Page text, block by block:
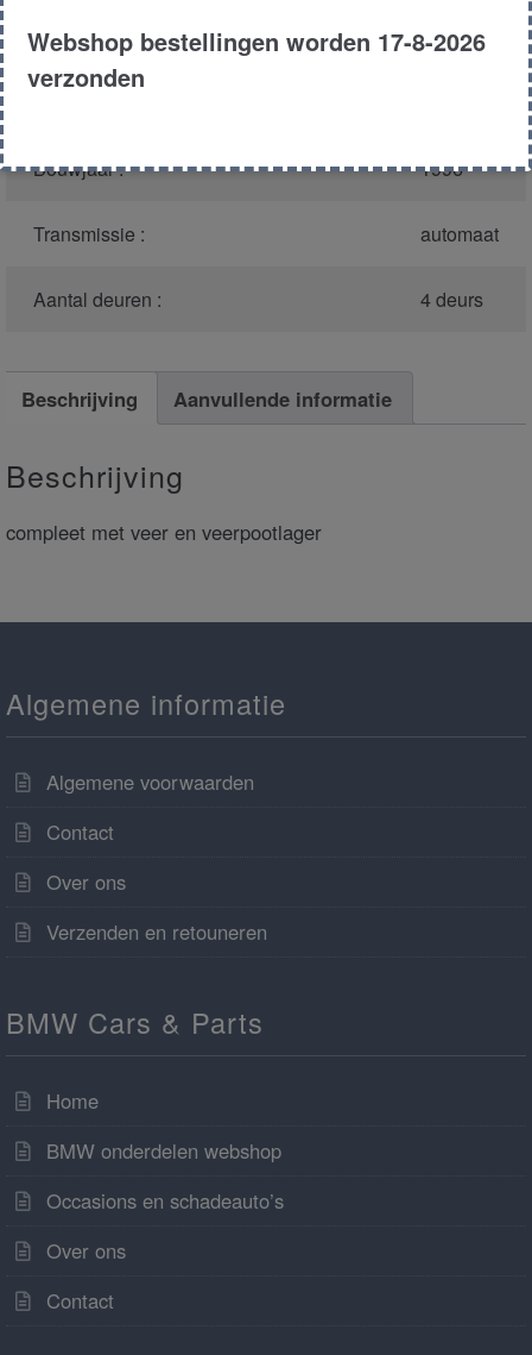
Carroserie : Sedan
Bouwjaar : 1996
Transmissie : automaat
Aantal deuren : 4 deurs
Beschrijving Aanvullende informatie
Beschrijving
compleet met veer en veerpootlager
Algemene informatie
Algemene voorwaarden
Contact
Over ons
Verzenden en retouneren
BMW Cars & Parts
Home
BMW onderdelen webshop
Occasions en schadeauto’s
Over ons
Contact
Webshop bestellingen worden 17-8-2026
verzonden